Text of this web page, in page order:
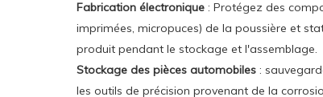
Fabrication électronique : Protégez des
imprimées, micropuces) de la poussière et
produit pendant le stockage et l'assemblage.
Stockage des pièces automobiles :
les outils de précision provenant de la